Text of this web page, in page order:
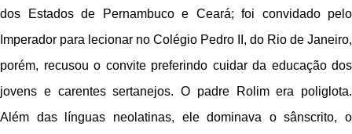
dos Estados de Pernambuco e Ceará; foi convidado pelo
Imperador para lecionar no Colégio Pedro II, do Rio de Janeiro,
porém, recusou o convite preferindo cuidar da educação dos
jovens e carentes sertanejos. O padre Rolim era poliglota.
Além das línguas neolatinas, ele dominava o sânscrito, o